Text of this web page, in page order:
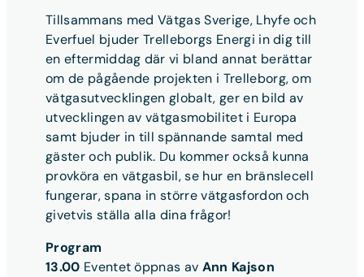
Tillsammans med Vätgas Sverige, Lhyfe och
Everfuel bjuder Trelleborgs Energi in dig till
en eftermiddag där vi bland annat berättar
om de pågående projekten i Trelleborg, om
vätgasutvecklingen globalt, ger en bild av
utvecklingen av vätgasmobilitet i Europa
samt bjuder in till spännande samtal med
gäster och publik. Du kommer också kunna
provköra en vätgasbil, se hur en bränslecell
fungerar, spana in större vätgasfordon och
givetvis ställa alla dina frågor!
Program
13.00 Eventet öppnas av Ann Kajson